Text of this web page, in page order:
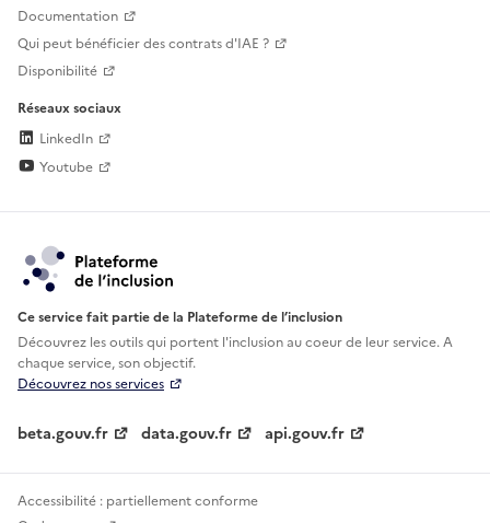
Documentation
Qui peut bénéficier des contrats d'IAE ?
Disponibilité
Réseaux sociaux
LinkedIn
Youtube
Ce service fait partie de la Plateforme de l’inclusion
Découvrez les outils qui portent l'inclusion aucoeur de leur service. A
chaque service, son objectif.
Découvrez nos services
beta.gouv.fr data.gouv.fr api.gouv.fr
Accessibilité : partiellement conforme